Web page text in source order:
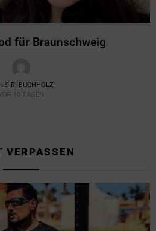
für Braunschweig
SIRI BUCHHOLZ
10 TAGEN
VERPASSEN